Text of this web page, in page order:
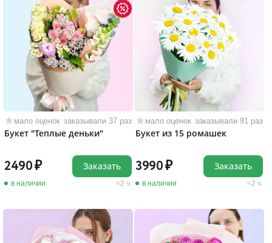
мало оценок заказывали 37 раз
Букет "Теплые деньки"
2490
в наличии 2 ч.
Заказать
мало оценок заказывали 91 раз
Букет из 15 ромашек
3990
в наличии 2 ч.
Заказать